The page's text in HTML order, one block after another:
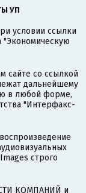
УП
условии ссылки
"Экономическую
сайте со ссылкой
дальнейшему
в любой форме,
"Интерфакс-
строго
КОМПАНИЙ и